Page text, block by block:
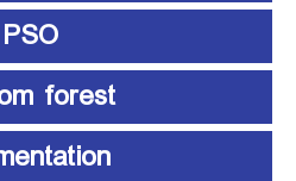
PSO
forest